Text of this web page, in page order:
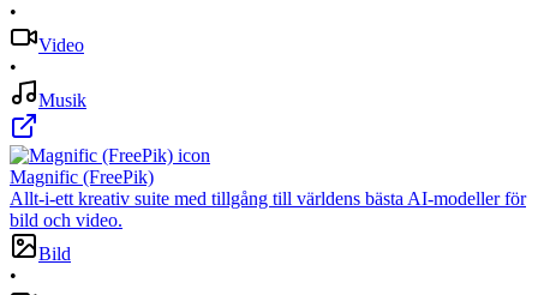
•
Video
•
Musik
Magnific (FreePik)
Allt-i-ett kreativ suite med tillgång till världens bästa AI-modeller för
bild och video.
Bild
•